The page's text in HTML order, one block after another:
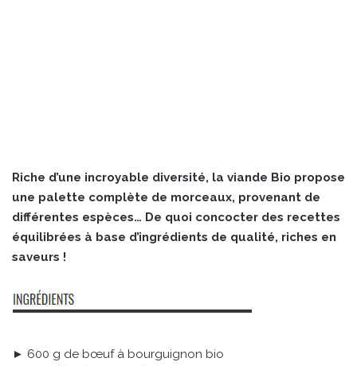
Riche d’une incroyable diversité, la viande Bio propose
une palette complète de morceaux, provenant de
différentes espèces… De quoi concocter des recettes
équilibrées à base d’ingrédients de qualité, riches en
saveurs !
► 600 g de bœuf à bourguignon bio